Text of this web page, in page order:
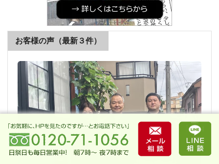
お客様の声（最新３件）